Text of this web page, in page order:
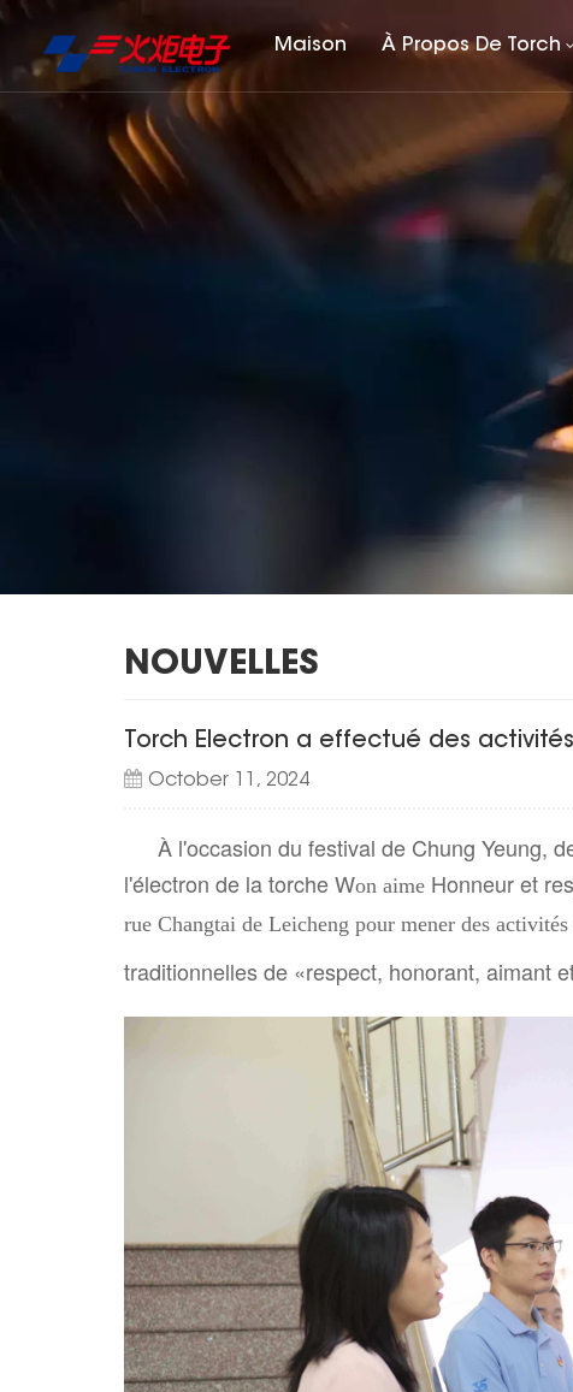
Maison À Propos De Torch
NOUVELLES
Torch Electron a effectué des
October 11, 2024
À l'occasion du festival de Chung Yeung,
l'électron de la torche Won aime Honneur et
rue Changtai de Leicheng pour mener des activités
traditionnelles de «respect, honorant, aimant